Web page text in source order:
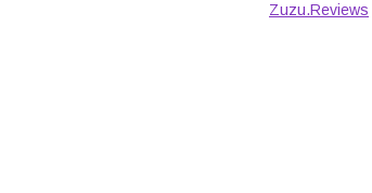
Zuzu.Reviews